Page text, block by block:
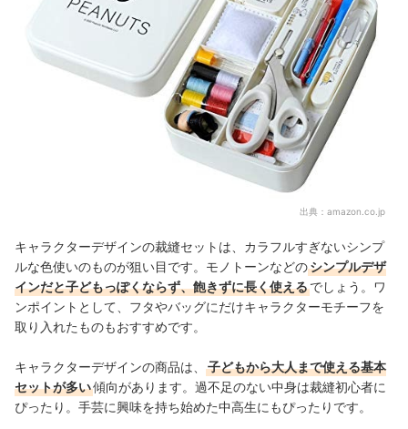
出典： amazon.co.jp
キャラクターデザインの裁縫セットは、カラフルすぎないシンプ
ルな色使いのものが狙い目です。モノトーンなどのシンプルデザ
インだと子どもっぽくならず、飽きずに長く使えるでしょう。ワ
ンポイントとして、フタやバッグにだけキャラクターモチーフを
取り入れたものもおすすめです。
キャラクターデザインの商品は、
子どもから大人まで使える基本
セットが多い傾向があります。過不足のない中身は裁縫初心者に
ぴったり。手芸に興味を持ち始めた中高生にもぴったりです。